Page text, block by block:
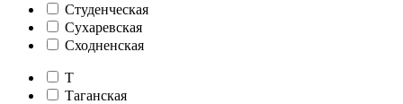
Студенческая
Сухаревская
Сходненская
Т
Таганская